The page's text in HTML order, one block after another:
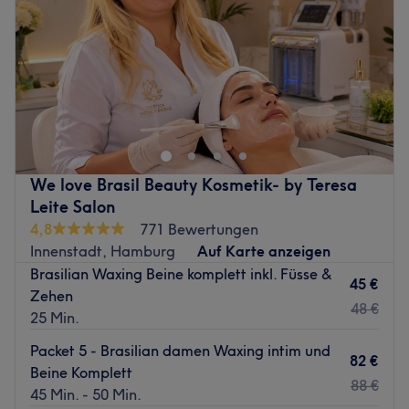
Samstag
10:00–19:00
Sonntag
Geschlossen
Willkommen bei Bella Rio by Aline Santos!
Exklusive Behandlungen für Frauen, spezialisiert auf
Körperformung, Fettreduktion und Cellulite-Behandlung.
Jede Kundin erhält eine individuelle Analyse und eine
maßgeschneiderte Behandlung für sichtbare und
nachhaltige Ergebnisse.
In einer ruhigen und diskreten Atmosphäre bieten wir
hochwertige Behandlungen für Ihr Wohlbefinden und Ihre
Bella Rio steht für Qualität, Präzision und exklusive
Buchen Sie jetzt Ihren Termin und erleben Sie den
Unterschied.
We love Brasil Beauty Kosmetik- by Teresa
Leite Salon
4,8
771 Bewertungen
Innenstadt, Hamburg
Auf Karte anzeigen
Brasilian Waxing Beine komplett inkl. Füsse &
Zehen
25 Min.
45 €
48 €
Packet 5 - Brasilian damen Waxing intim und
Beine Komplett
45 Min. - 50 Min.
82 €
88 €